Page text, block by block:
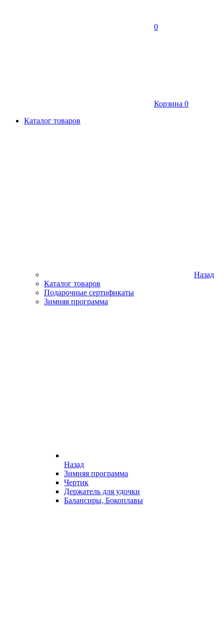
0
Корзина 0
Каталог товаров
Назад
Каталог товаров
Подарочные сертификаты
Зимняя программа
Назад
Зимняя программа
Чертик
Держатель для удочки
Балансиры, Бокоплавы